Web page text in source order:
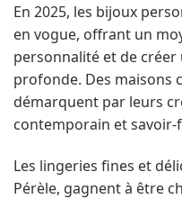
En 2025, les bijoux
en vogue, offrant un
personnalité et de
profonde. Des maisons
démarquent par leurs
contemporain et savoir-
Les lingeries fines et
Pérèle, gagnent à être